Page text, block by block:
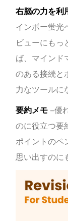
右脳の力を利
インボー蛍光
ビューにもっ
ば、マインド
のある接続と
力なツールに
要約メモ –優
のに役立つ要
ポイントのペ
思い出すのに